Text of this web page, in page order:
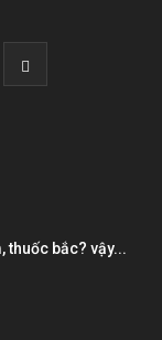
thuốc bắc? vậy...